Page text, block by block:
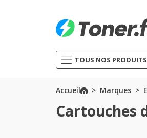
TOUS NOS PRODUITS
Accueil Marques
Cartouches